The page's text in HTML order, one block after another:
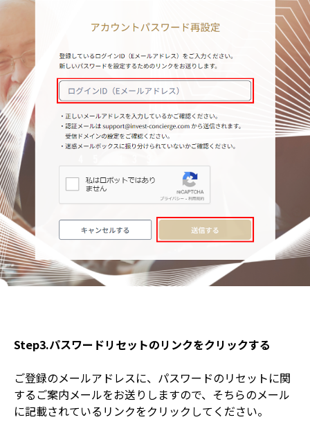
Step3.パスワードリセットのリンクをクリックする
ご登録のメールアドレスに、パスワードのリセットに関
するご案内メールをお送りしますので、そちらのメール